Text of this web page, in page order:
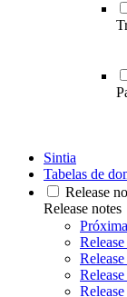
Sintia
Tabelas de
Release
Release notes